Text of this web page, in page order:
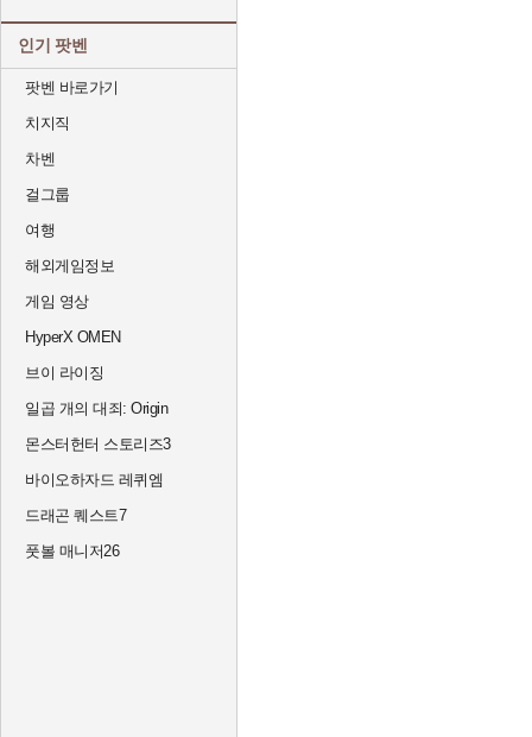
인기 팟벤
팟벤 바로가기
치지직
차벤
걸그룹
여행
해외게임정보
게임 영상
HyperX OMEN
브이 라이징
일곱 개의 대죄: Origin
몬스터헌터 스토리즈3
바이오하자드 레퀴엠
드래곤 퀘스트7
풋볼 매니저26